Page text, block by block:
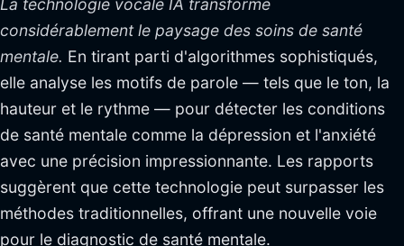
La technologie vocale IA transforme
considérablement le paysage des soins de santé
mentale. En tirant parti d'algorithmes sophistiqués,
elle analyse les motifs de parole — tels que le ton, la
hauteur et le rythme — pour détecter les conditions
de santé mentale comme la dépression et l'anxiété
avec une précision impressionnante. Les rapports
suggèrent que cette technologie peut surpasser les
méthodes traditionnelles, offrant une nouvelle voie
pour le diagnostic de santé mentale.